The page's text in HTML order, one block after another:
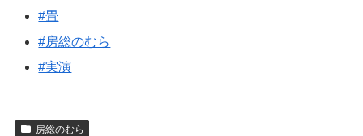
#畳
#房総のむら
#実演
房総のむら